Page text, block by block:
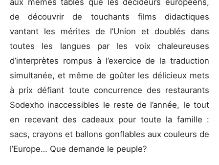
de découvrir de touchants films didactiques
vantant les mérites de l’Union et doublés dans
toutes les langues par les voix chaleureuses
d’interprètes rompus à l’exercice de la traduction
simultanée, et même de goûter les délicieux mets
à prix défiant toute concurrence des restaurants
Sodexho inaccessibles le reste de l’année, le tout
en recevant des cadeaux pour toute la famille :
sacs, crayons et ballons gonflables aux couleurs de
l’Europe… Que demande le peuple?